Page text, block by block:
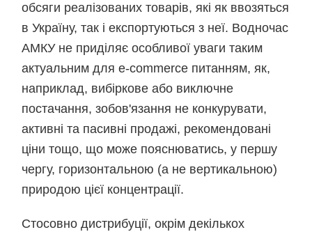
обсяги реалізованих товарів, які як ввозяться
в Україну, так і експортуються з неї. Водночас
АМКУ не приділяє особливої уваги таким
актуальним для e-commerce питанням, як,
наприклад, вибіркове або виключне
постачання, зобов'язання не конкурувати,
активні та пасивні продажі, рекомендовані
ціни тощо, що може пояснюватись, у першу
чергу, горизонтальною (а не вертикальною)
природою цієї концентрації.
Стосовно дистрибуції, окрім декількох